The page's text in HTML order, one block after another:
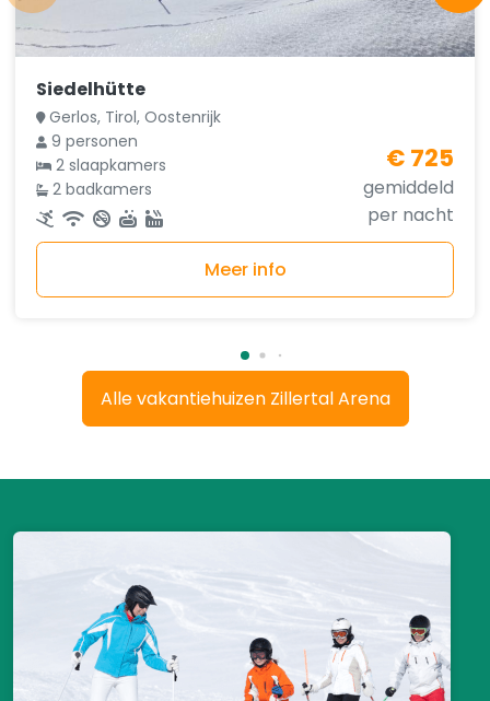
Siedelhütte
Gerlos, Tirol, Oostenrijk
9 personen
2 slaapkamers
2 badkamers
€ 725
gemiddeld
per nacht
Meer info
Alle vakantiehuizen Zillertal Arena